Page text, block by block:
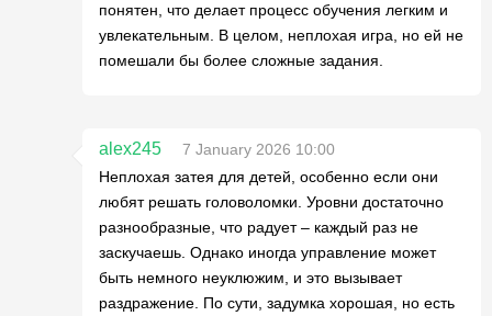
понятен, что делает процесс обучения легким и
увлекательным. В целом, неплохая игра, но ей не
помешали бы более сложные задания.
alex245
7 January 2026 10:00
Неплохая затея для детей, особенно если они
любят решать головоломки. Уровни достаточно
разнообразные, что радует – каждый раз не
заскучаешь. Однако иногда управление может
быть немного неуклюжим, и это вызывает
раздражение. По сути, задумка хорошая, но есть